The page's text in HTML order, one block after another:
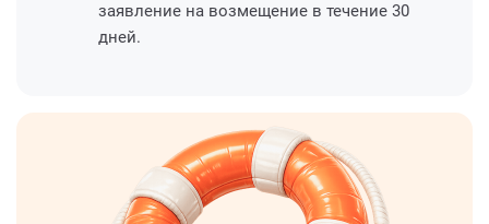
заявление на возмещение в течение 30
дней.